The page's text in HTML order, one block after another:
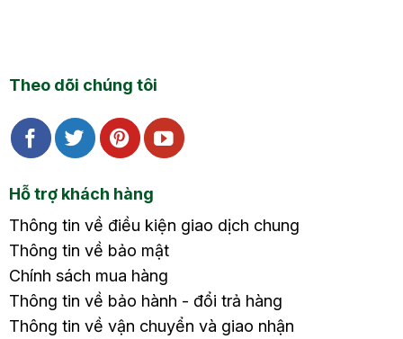
Theo dõi chúng tôi
Hỗ trợ khách hàng
Thông tin về điều kiện giao dịch chung
Thông tin về bảo mật
Chính sách mua hàng
Thông tin về bảo hành - đổi trả hàng
Thông tin về vận chuyển và giao nhận